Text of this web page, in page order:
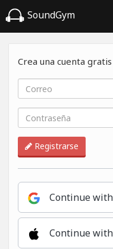
SoundGym
Crea una cuenta gratis
Registrarse
Continue
Continue